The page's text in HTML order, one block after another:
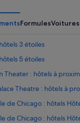
FormulesVoitures
3 étoiles
5 étoiles
Theater : hôtels à
Theatre : hôtels à
de Chicago : hôtels
de Chicago : hôtels